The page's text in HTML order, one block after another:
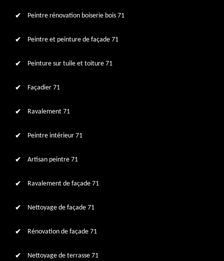
Peintre rénovation boiserie bois 71
Peintre et peinture de façade 71
Peinture sur tuile et toiture 71
Façadier 71
Ravalement 71
Peintre intérieur 71
Artisan peintre 71
Ravalement de façade 71
Nettoyage de façade 71
Rénovation de façade 71
Nettoyage de terrasse 71